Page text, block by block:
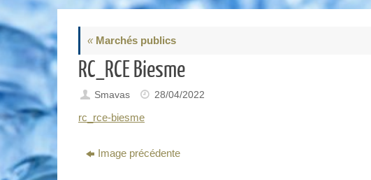
« Marchés publics
RC_RCE Biesme
Smavas 28/04/2022
rc_rce-biesme
Image précédente